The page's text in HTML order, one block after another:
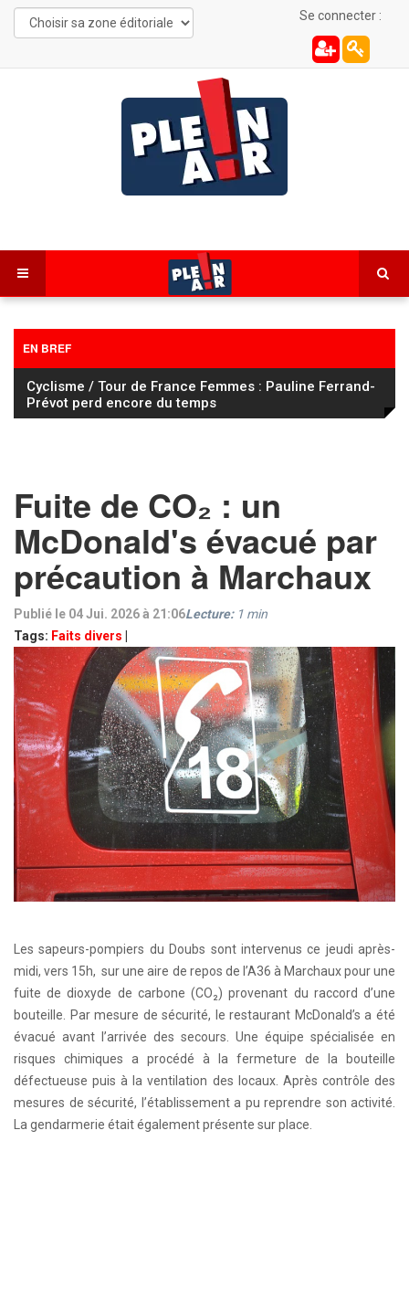
Se connecter :
EN BREF
Cyclisme / Tour de France Femmes : Pauline Ferrand-
Prévot perd encore du temps
Fuite de CO₂ : un
McDonald's évacué par
précaution à Marchaux
Publié le 04 Jui. 2026 à 21:06
Tags: Faits divers
Lecture: 1 min
Les sapeurs-pompiers du Doubs sont intervenus ce jeudi après-
midi, vers 15h, sur une aire de repos de l’A36 à Marchaux pour une
fuite de dioxyde de carbone (CO₂) provenant du raccord d’une
bouteille. Par mesure de sécurité, le restaurant McDonald’s a été
évacué avant l’arrivée des secours. Une équipe spécialisée en
risques chimiques a procédé à la fermeture de la bouteille
défectueuse puis à la ventilation des locaux. Après contrôle des
mesures de sécurité, l’établissement a pu reprendre son activité.
La gendarmerie était également présente sur place.